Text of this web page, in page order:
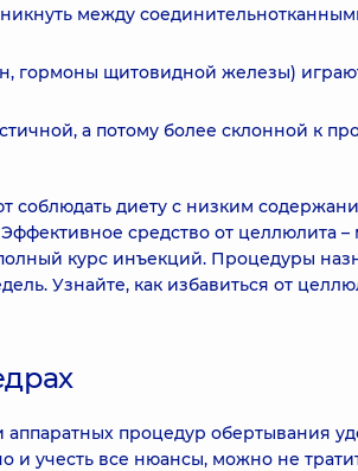
между
гормоны щитовидной железы)
а потому более склонной к
соблюдать диету с низким
средство от целлюлита
курс инъекций. Процедуры
Узнайте, как избавиться от
процедур обертывания
и учесть все нюансы, можно не